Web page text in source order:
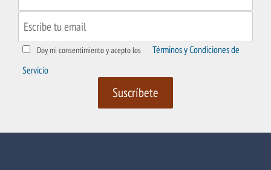
Doy mi consentimiento y acepto los
Términos y Condiciones de
Servicio